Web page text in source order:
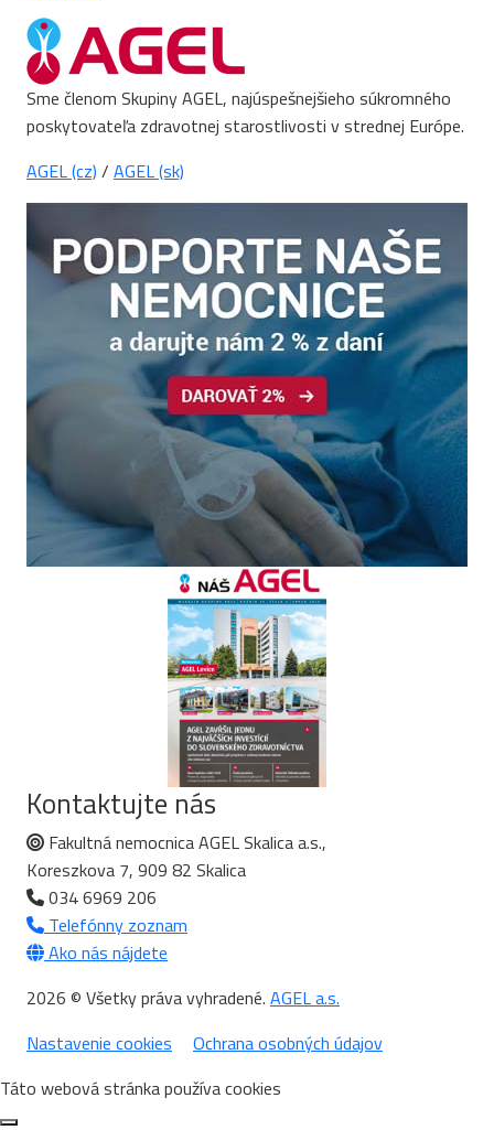
Sme členom Skupiny AGEL, najúspešnejšieho súkromného
poskytovateľa zdravotnej starostlivosti v strednej Európe.
AGEL (cz) / AGEL (sk)
Kontaktujte nás
Fakultná nemocnica AGEL Skalica a.s.,
Koreszkova 7, 909 82 Skalica
034 6969 206
Telefónny zoznam
Ako nás nájdete
2026 © Všetky práva vyhradené. AGEL a.s.
Nastavenie cookies
Ochrana osobných údajov
Táto webová stránka používa cookies